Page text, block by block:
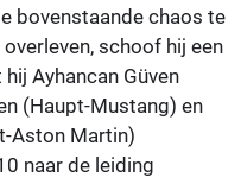
bovenstaande chaos te
schoof hij een
Ayhancan Güven
(Haupt-Mustang) en
Aston Martin)
naar de leiding